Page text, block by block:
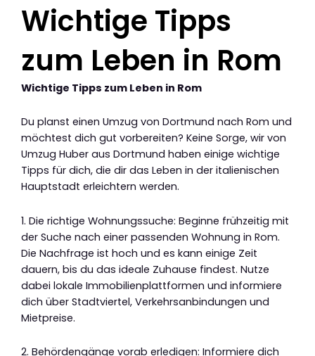
Wichtige Tipps
zum Leben in Rom
Wichtige Tipps zum Leben in Rom
Du planst einen Umzug von Dortmund nach Rom und
möchtest dich gut vorbereiten? Keine Sorge, wir von
Umzug Huber aus Dortmund haben einige wichtige
Tipps für dich, die dir das Leben in der italienischen
Hauptstadt erleichtern werden.
1. Die richtige Wohnungssuche: Beginne frühzeitig mit
der Suche nach einer passenden Wohnung in Rom.
Die Nachfrage ist hoch und es kann einige Zeit
dauern, bis du das ideale Zuhause findest. Nutze
dabei lokale Immobilienplattformen und informiere
dich über Stadtviertel, Verkehrsanbindungen und
Mietpreise.
2. Behördengänge vorab erledigen: Informiere dich